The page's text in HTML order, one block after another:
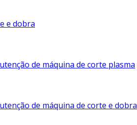
e dobra
de máquina de corte plasma
de máquina de corte e dobra